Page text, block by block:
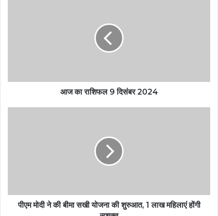
आज का राशिफल 9 दिसंबर 2024
पीएम मोदी ने की बीमा सखी योजना की शुरुआत, 1 लाख महिलाएं होंगी